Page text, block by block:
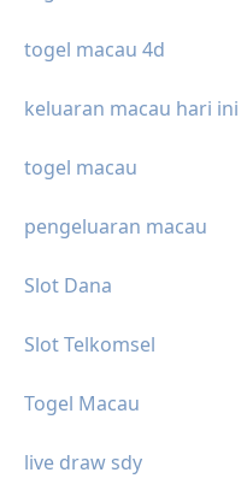
togel macau 4d
keluaran macau hari ini
togel macau
pengeluaran macau
Slot Dana
Slot Telkomsel
Togel Macau
live draw sdy